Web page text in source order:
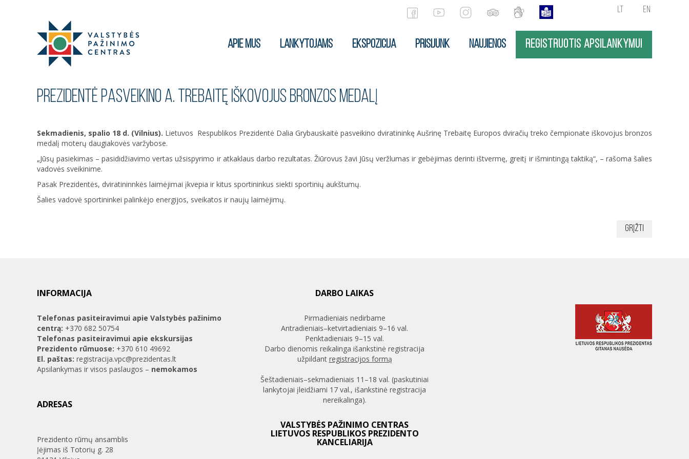
LT EN
APIE MUS LANKYTOJAMS EKSPOZICIJA PRISIJUNK NAUJIENOS REGISTRUOTIS APSILANKYMUI
PREZIDENTĖ PASVEIKINO A. TREBAITĘ IŠKOVOJUS BRONZOS MEDALĮ
Sekmadienis, spalio 18 d. (Vilnius). Lietuvos Respublikos Prezidentė Dalia Grybauskaitė pasveikino dviratininkę Aušrinę Trebaitę Europos dviračių treko čempionate iškovojus bronzos
medalį moterų daugiakovės varžybose.
„Jūsų pasiekimas – pasididžiavimo vertas užsispyrimo ir atkaklaus darbo rezultatas. Žiūrovus žavi Jūsų veržlumas ir gebėjimas derinti ištvermę, greitį ir išmintingą taktiką“, – rašoma šalies
vadovės sveikinime.
Pasak Prezidentės, dviratininnkės laimėjimai įkvepia ir kitus sportininkus siekti sportinių aukštumų.
Šalies vadovė sportininkei palinkėjo energijos, sveikatos ir naujų laimėjimų.
Grįžti
INFORMACIJA
Telefonas pasiteiravimui apie Valstybės pažinimo
centrą: +370 682 50754
Telefonas pasiteiravimui apie ekskursijas
Prezidento rūmuose: +370 610 49692
El. paštas: registracija.vpc@prezidentas.lt
Apsilankymas ir visos paslaugos – nemokamos
ADRESAS
Prezidento rūmų ansamblis
Įėjimas iš Totorių g. 28
DARBO LAIKAS
Pirmadieniais nedirbame
Antradieniais–ketvirtadieniais 9–16 val.
Penktadieniais 9–15 val.
Darbo dienomis reikalinga išankstinė registracija
užpildant registracijos formą
Šeštadieniais–sekmadieniais 11–18 val. (paskutiniai
lankytojai įleidžiami 17 val., išankstinė registracija
nereikalinga).
VALSTYBĖS PAŽINIMO CENTRAS
LIETUVOS RESPUBLIKOS PREZIDENTO
KANCELIARIJA